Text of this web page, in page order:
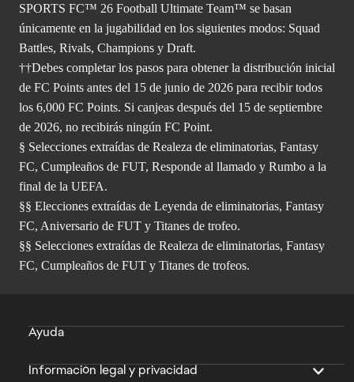
SPORTS FC™ 26 Football Ultimate Team™ se basan
únicamente en la jugabilidad en los siguientes modos: Squad
Battles, Rivals, Champions y Draft.
††Debes completar los pasos para obtener la distribución inicial
de FC Points antes del 15 de junio de 2026 para recibir todos
los 6,000 FC Points. Si canjeas después del 15 de septiembre
de 2026, no recibirás ningún FC Point.
§ Selecciones extraídas de Realeza de eliminatorias, Fantasy
FC, Cumpleaños de FUT, Responde al llamado y Rumbo a la
final de la UEFA.
§§ Elecciones extraídas de Leyenda de eliminatorias, Fantasy
FC, Aniversario de FUT y Titanes de trofeo.
§§ Selecciones extraídas de Realeza de eliminatorias, Fantasy
FC, Cumpleaños de FUT y Titanes de trofeos.
Ayuda
Información legal y privacidad